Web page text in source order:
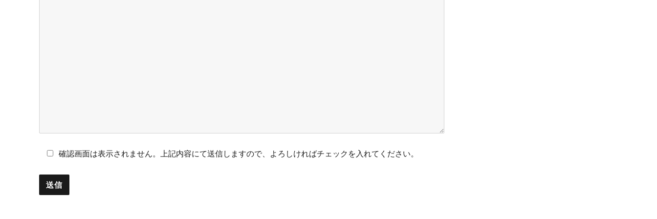
確認画面は表示されません。上記内容にて送信しますので、よろしければチェックを入れてください。